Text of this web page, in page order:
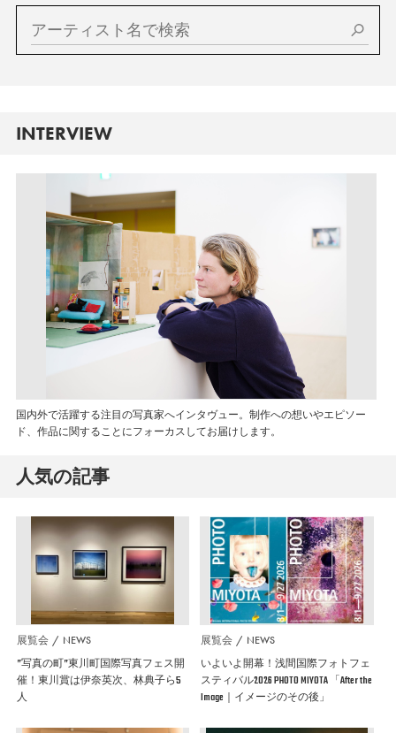
INTERVIEW
国内外で活躍する注目の写真家へインタヴュー。制作への想いやエピソー
ド、作品に関することにフォーカスしてお届けします。
人気の記事
展覧会 NEWS
”写真の町”東川町国際写真フェス開
催！東川賞は伊奈英次、林典子ら5
人
展覧会 NEWS
いよいよ開幕！浅間国際フォトフェ
スティバル2026 PHOTO MIYOTA 「After the
Image｜イメージのその後」